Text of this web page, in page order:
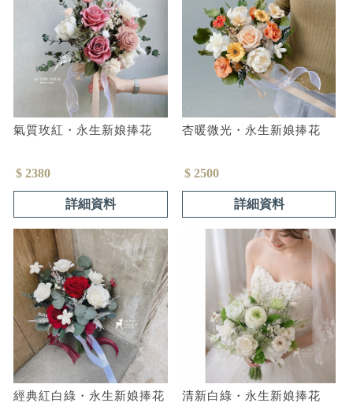
氣質玫紅・永生新娘捧花
$ 2380
詳細資料
杏暖微光・永生新娘捧花
$ 2500
詳細資料
經典紅白綠・永生新娘捧花 清新白綠・永生新娘捧花